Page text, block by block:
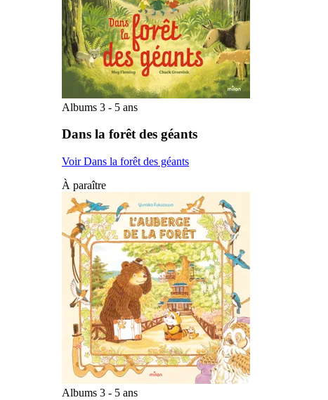
Albums 3 - 5 ans
Dans la forêt des géants
Voir Dans la forêt des géants
À paraître
Albums 3 - 5 ans